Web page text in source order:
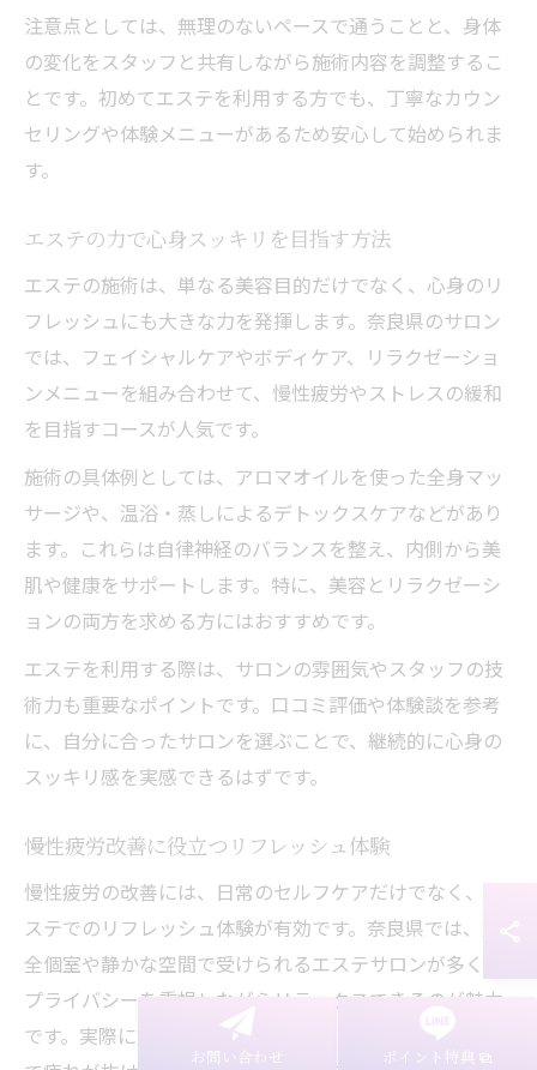
注意点としては、無理のないペースで通うことと、身体
の変化をスタッフと共有しながら施術内容を調整するこ
とです。初めてエステを利用する方でも、丁寧なカウン
セリングや体験メニューがあるため安心して始められま
す。
エステの力で心身スッキリを目指す方法
エステの施術は、単なる美容目的だけでなく、心身のリ
フレッシュにも大きな力を発揮します。奈良県のサロン
では、フェイシャルケアやボディケア、リラクゼーショ
ンメニューを組み合わせて、慢性疲労やストレスの緩和
を目指すコースが人気です。
施術の具体例としては、アロマオイルを使った全身マッ
サージや、温浴・蒸しによるデトックスケアなどがあり
ます。これらは自律神経のバランスを整え、内側から美
肌や健康をサポートします。特に、美容とリラクゼーシ
ョンの両方を求める方にはおすすめです。
エステを利用する際は、サロンの雰囲気やスタッフの技
術力も重要なポイントです。口コミ評価や体験談を参考
に、自分に合ったサロンを選ぶことで、継続的に心身の
スッキリ感を実感できるはずです。
慢性疲労改善に役立つリフレッシュ体験
慢性疲労の改善には、日常のセルフケアだけでなく、エ
ステでのリフレッシュ体験が有効です。奈良県では、完
全個室や静かな空間で受けられるエステサロンが多く、
プライバシーを重視しながらリラックスできるのが魅力
です。実際に施術を受けた方からは「身体がポカポカし
お問い合わせ ポイント特典